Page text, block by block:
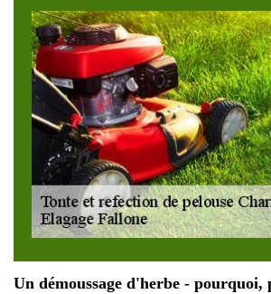
Un démoussage d'herbe - pourquoi,